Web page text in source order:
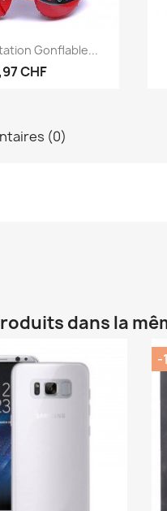
rapide
Gonflable...
CHF
(0)
dans la
-